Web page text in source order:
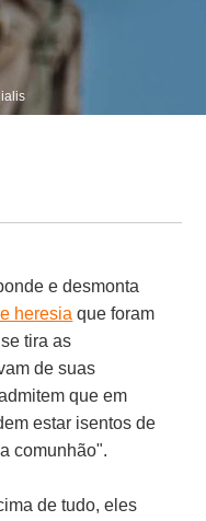
e desmonta
heresia que foram
tira as
de suas
que em
estar isentos de
comunhão".
de tudo, eles